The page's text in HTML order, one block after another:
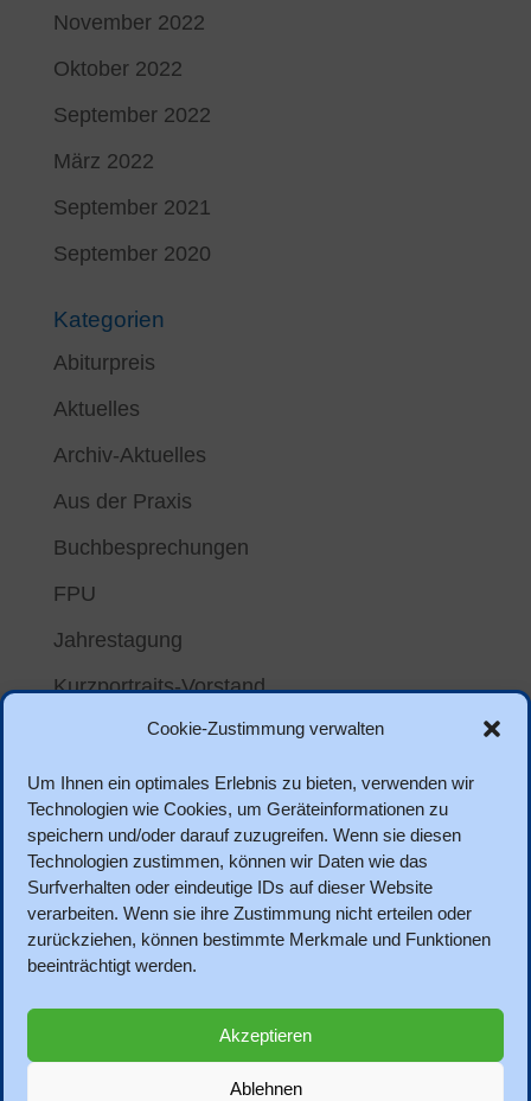
Cookie-Zustimmung verwalten
Um Ihnen ein optimales Erlebnis zu bieten, verwenden wir
Technologien wie Cookies, um Geräteinformationen zu
speichern und/oder darauf zuzugreifen. Wenn sie diesen
Technologien zustimmen, können wir Daten wie das
Surfverhalten oder eindeutige IDs auf dieser Website
verarbeiten. Wenn sie ihre Zustimmung nicht erteilen oder
zurückziehen, können bestimmte Merkmale und Funktionen
beeinträchtigt werden.
Akzeptieren
Ablehnen
November 2022
Oktober 2022
September 2022
März 2022
September 2021
September 2020
Kategorien
Abiturpreis
Aktuelles
Archiv-Aktuelles
Aus der Praxis
Buchbesprechungen
FPU
Jahrestagung
Kurzportraits-Vorstand
Anmelden
Eintrags-Feed
Kommentar-Feed
WordPress.org
DVPB-Bundesverband
DVPB-Satzung